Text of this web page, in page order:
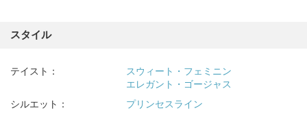
スタイル
テイスト：
スウィート・フェミニン
エレガント・ゴージャス
シルエット：
プリンセスライン